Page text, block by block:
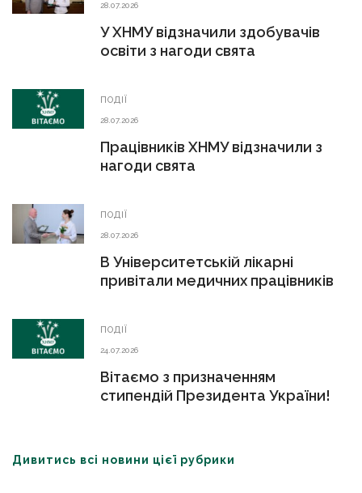
28.07.2026
У ХНМУ відзначили здобувачів
освіти з нагоди свята
ПОДІЇ
28.07.2026
Працівників ХНМУ відзначили з
нагоди свята
ПОДІЇ
28.07.2026
В Університетській лікарні
привітали медичних працівників
ПОДІЇ
24.07.2026
Вітаємо з призначенням
стипендій Президента України!
Дивитись всі новини цієї рубрики